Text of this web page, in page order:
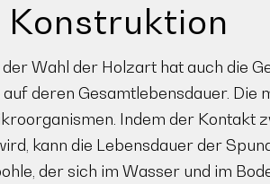
Wahl der Holzart hat auch die
deren Gesamtlebensdauer. Die
Indem der Kontakt
kann die Lebensdauer der
der sich im Wasser und im